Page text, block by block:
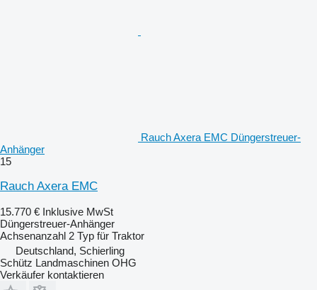
Rauch Axera EMC Düngerstreuer-
Anhänger
15
Rauch Axera EMC
15.770 € Inklusive MwSt
Düngerstreuer-Anhänger
Achsenanzahl 2 Typ für Traktor
Deutschland, Schierling
Schütz Landmaschinen OHG
Verkäufer kontaktieren